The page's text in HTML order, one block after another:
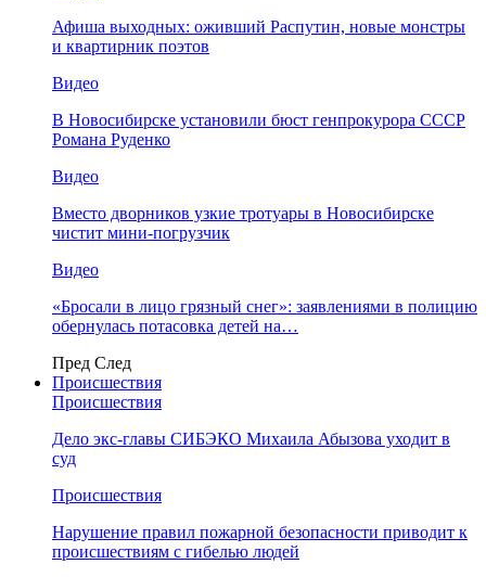
Афиша выходных: оживший Распутин, новые монстры
и квартирник поэтов
Видео
В Новосибирске установили бюст генпрокурора СССР
Романа Руденко
Видео
Вместо дворников узкие тротуары в Новосибирске
чистит мини-погрузчик
Видео
«Бросали в лицо грязный снег»: заявлениями в полицию
обернулась потасовка детей на…
Пред След
Происшествия
Происшествия
Дело экс-главы СИБЭКО Михаила Абызова уходит в
суд
Происшествия
Нарушение правил пожарной безопасности приводит к
происшествиям с гибелью людей